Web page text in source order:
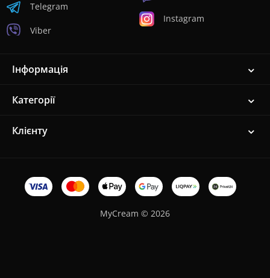
Telegram
Viber
Instagram
Інформація
Категорії
Клієнту
MyCream © 2026